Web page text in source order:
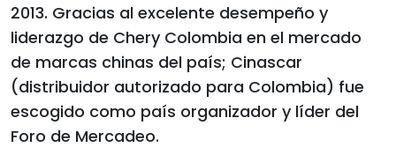
2013. Gracias al excelente desempeño y
liderazgo de Chery Colombia en el mercado
de marcas chinas del país; Cinascar
(distribuidor autorizado para Colombia) fue
escogido como país organizador y líder del
Foro de Mercadeo.